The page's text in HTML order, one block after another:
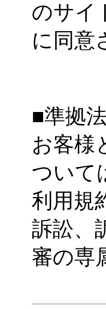
のサイ
に同意
■準拠
お客様
ついて
利用規
訴訟、
審の専